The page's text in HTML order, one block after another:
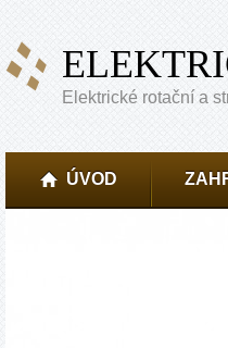
Elektrické rotační a
ÚVOD